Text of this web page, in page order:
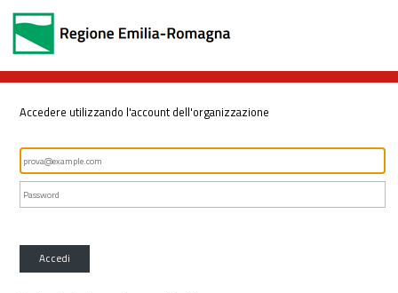
Accedere utilizzando l'account dell'organizzazione
Accedi